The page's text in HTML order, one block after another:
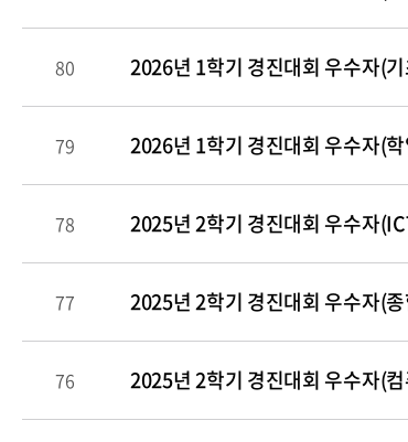
80 2026년 1학기 경진대회 우수자(
79 2026년 1학기 경진대회 우수자(
78 2025년 2학기 경진대회 우수자
77 2025년 2학기 경진대회 우수자(
76 2025년 2학기 경진대회 우수자(